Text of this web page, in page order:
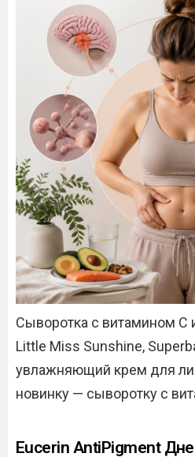
Сыворотка с витамином С
Little Miss Sunshine,
увлажняющий крем для
новинку — сыворотку с
Eucerin AntiPigment